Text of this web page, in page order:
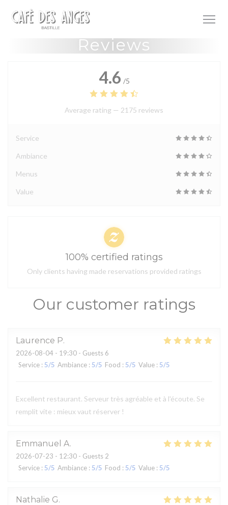
Reviews
Our customer ratings
Laurence P
2026-08-04 - 19:30 - Guests 6
Service : 5/5 Ambiance : 5/5 Food : 5/5 Value : 5/5
Excellent restaurant. Serveur très agréable et à l'écoute. Se
remplit vite : mieux vaut réserver !
Emmanuel A
2026-07-23 - 12:30 - Guests 2
Service : 5/5 Ambiance : 5/5 Food : 5/5 Value : 5/5
Nathalie G
4.6 /5
Average rating — 2175 reviews
Service
Ambiance
Menus
Value
100% certified ratings
Only clients having made reservations provided ratings